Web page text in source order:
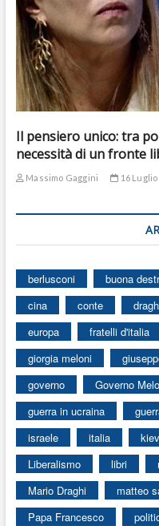
Il pensiero unico: tra
necessità di un fronte
Massimo Gaggini 16 Luglio
berlusconi buona
cina
conte
europa
fratelli d'italia
giorgia meloni
governo
Governo
guerra in ucraina
israele
italia kiev
Liberalismo
libri
Mario Draghi
matteo
Papa Francesco